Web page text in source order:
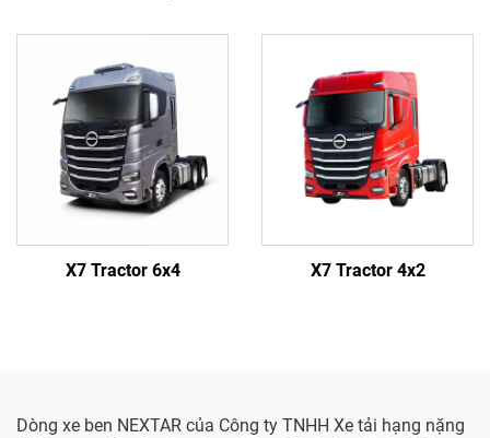
X7 Tractor 6x4 X7 Tractor 4x2
Dòng xe ben NEXTAR của Công ty TNHH Xe tải hạng nặng